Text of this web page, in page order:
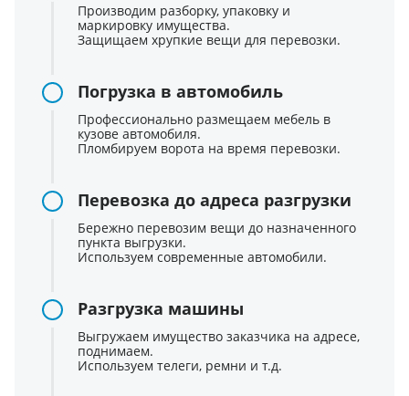
Производим разборку, упаковку и
маркировку имущества.
Защищаем хрупкие вещи для перевозки.
Погрузка в автомобиль
Профессионально размещаем мебель в
кузове автомобиля.
Пломбируем ворота на время перевозки.
Перевозка до адреса разгрузки
Бережно перевозим вещи до назначенного
пункта выгрузки.
Используем современные автомобили.
Разгрузка машины
Выгружаем имущество заказчика на адресе,
поднимаем.
Используем телеги, ремни и т.д.